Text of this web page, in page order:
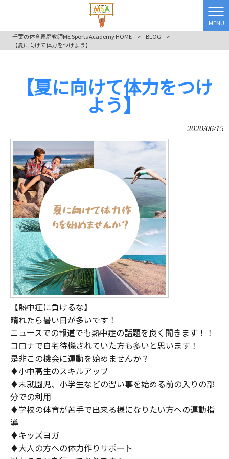
MENU
千葉の体育家庭教師ME Sports Academy HOME
> BLOG
>
【夏に向けて体力をつけよう】
【夏に向けて体力をつけ
よう】
2020/06/15
【熱中症に負けるな】
晴れたら暑い日が多いです！
ニュースでの報道でも熱中症の話題を良く聞きます！！
コロナで自宅待機されていた方も多いと思います！
是非この機会に運動を始めませんか？
♦︎小中高生のスキルアップ
♦︎未就園児、小学生などの習い事を始める前の入りの部
分での利用
♦︎学校の体育が苦手で出来る様になりたい方への運動指
導
♦︎キッズヨガ
♦︎大人の方への体力作りサポート